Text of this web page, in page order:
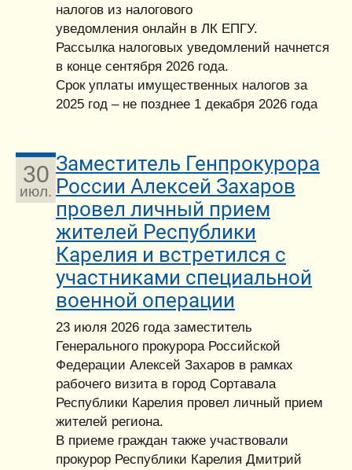
налогов из налогового
уведомления онлайн в ЛК ЕПГУ.
Рассылка налоговых уведомлений начнется
в конце сентября 2026 года.
Срок уплаты имущественных налогов за
2025 год – не позднее 1 декабря 2026 года
30
июл.
Заместитель Генпрокурора
России Алексей Захаров
провел личный прием
жителей Республики
Карелия и встретился с
участниками специальной
военной операции
23 июля 2026 года заместитель
Генерального прокурора Российской
Федерации Алексей Захаров в рамках
рабочего визита в город Сортавала
Республики Карелия провел личный прием
жителей региона.
В приеме граждан также участвовали
прокурор Республики Карелия Дмитрий